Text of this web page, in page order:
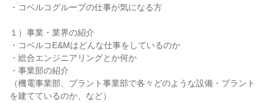
・コベルコグループの仕事が気になる方
１）事業・業界の紹介
・コベルコE&Mはどんな仕事をしているのか
・総合エンジニアリングとか何か
・事業部の紹介
（機電事業部、プラント事業部で各々どのような設備・プラント
を建てているのか、など）